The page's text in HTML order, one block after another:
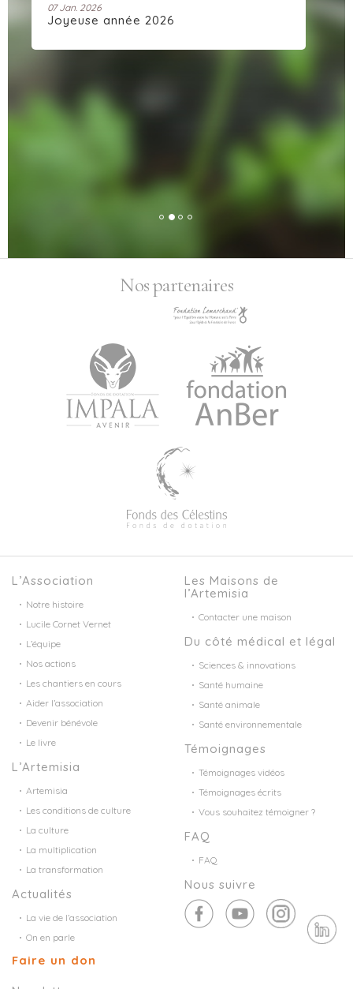
07 Jan. 2026
Joyeuse année 2026
Nos partenaires
L’Association
Notre histoire
Lucile Cornet Vernet
L’équipe
Nos actions
Les chantiers en cours
Aider l’association
Devenir bénévole
Le livre
L’Artemisia
Artemisia
Les conditions de culture
La culture
La multiplication
La transformation
Actualités
La vie de l’association
On en parle
Faire un don
Les Maisons de
l’Artemisia
Contacter une maison
Du côté médical et légal
Sciences & innovations
Santé humaine
Santé animale
Santé environnementale
Témoignages
Témoignages vidéos
Témoignages écrits
Vous souhaitez témoigner ?
FAQ
FAQ
Nous suivre